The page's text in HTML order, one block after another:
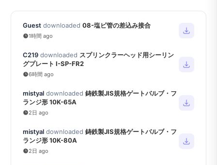
Guest downloaded 08-塩ビ管の差込み接合
1時間 ago
C219 downloaded スプリンクラーヘッド用シーリン
グプレート I-SP-FR2
6時間 ago
mistyal downloaded 鋳鉄製JIS規格ゲートバルブ・フ
ランジ形 10K-65A
2日 ago
mistyal downloaded 鋳鉄製JIS規格ゲートバルブ・フ
ランジ形 10K-80A
2日 ago